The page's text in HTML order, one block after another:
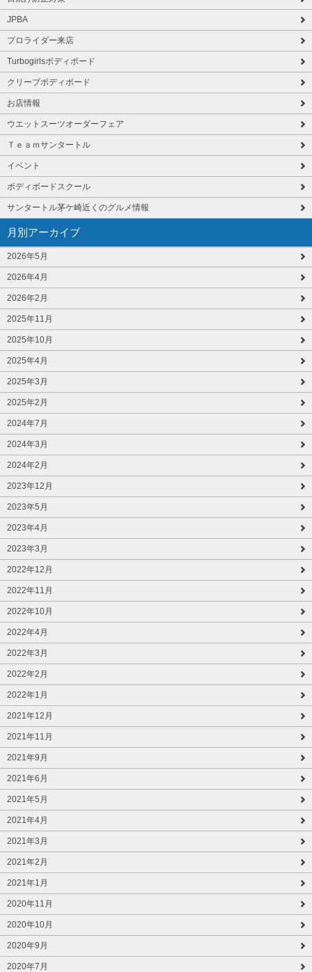
JPBA
プロライダー来店
Turbogirlsボディボード
クリーブボディボード
お店情報
ウエットスーツオーダーフェア
Ｔｅａｍサンタートル
イベント
ボディボードスクール
サンタートル茅ケ崎近くのグルメ情報
月別アーカイブ
2026年5月
2026年4月
2026年2月
2025年11月
2025年10月
2025年4月
2025年3月
2025年2月
2024年7月
2024年3月
2024年2月
2023年12月
2023年5月
2023年4月
2023年3月
2022年12月
2022年11月
2022年10月
2022年4月
2022年3月
2022年2月
2022年1月
2021年12月
2021年11月
2021年9月
2021年6月
2021年5月
2021年4月
2021年3月
2021年2月
2021年1月
2020年11月
2020年10月
2020年9月
2020年7月